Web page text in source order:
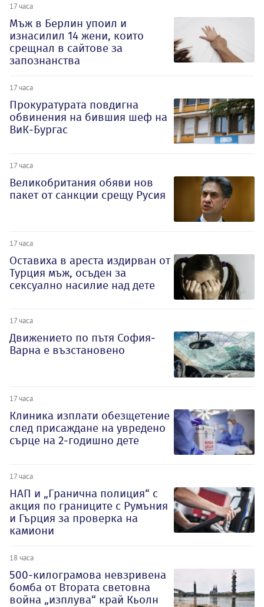
17 часа
Мъж в Берлин упоил и
изнасилил 14 жени, които
срещнал в сайтове за
запознанства
17 часа
Прокуратурата повдигна
обвинения на бившия шеф на
ВиК-Бургас
17 часа
Великобритания обяви нов
пакет от санкции срещу Русия
17 часа
Оставиха в ареста издирван от
Турция мъж, осъден за
сексуално насилие над дете
17 часа
Движението по пътя София-
Варна е възстановено
17 часа
Клиника изплати обезщетение
след присаждане на увредено
сърце на 2-годишно дете
17 часа
НАП и „Гранична полиция“ с
акция по границите с Румъния
и Гърция за проверка на
камиони
18 часа
500-килограмова невзривена
бомба от Втората световна
война „изплува“ край Кьолн